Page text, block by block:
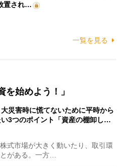
置され…
一覧を見る
を始めよう！」
大災害時に慌てないために平時から
3つのポイント「資産の棚卸し…
式市場が大きく動いたり、取引環
がある。一方…